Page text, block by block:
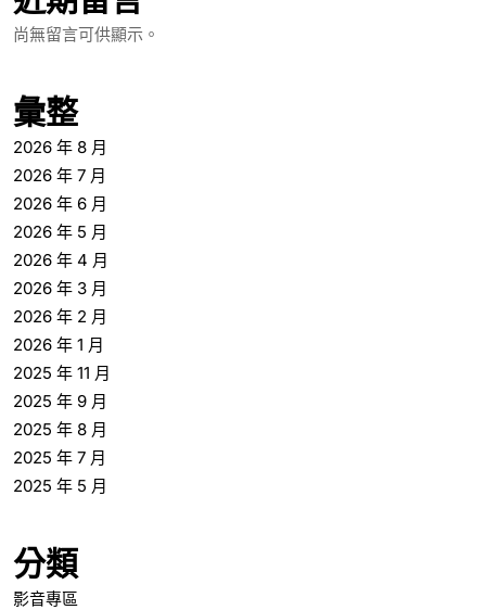
尚無留言可供顯示。
彙整
2026 年 8 月
2026 年 7 月
2026 年 6 月
2026 年 5 月
2026 年 4 月
2026 年 3 月
2026 年 2 月
2026 年 1 月
2025 年 11 月
2025 年 9 月
2025 年 8 月
2025 年 7 月
2025 年 5 月
分類
影音專區